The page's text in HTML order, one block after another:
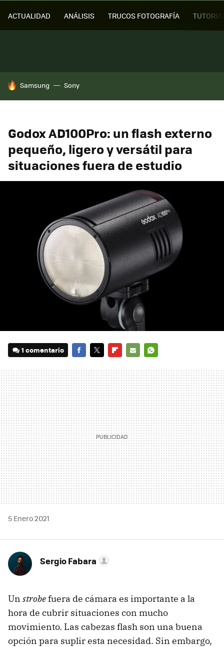
ACTUALIDAD ANÁLISIS TRUCOS FOTOGRAFÍA
HOY SE HABLA DE
Samsung Sony
Godox AD100Pro: un flash externo
pequeño, ligero y versátil para
situaciones fuera de estudio
1 comentario
MAIL
5 Enero 2021
Sergio Fabara
Un strobefuera de cámara es importante a la
hora de cubrir situaciones con mucho
movimiento. Las cabezas flash son una buena
opción para suplir esta necesidad. Sin embargo,